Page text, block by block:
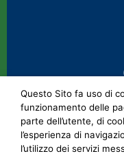
Questo Sito fa uso di
funzionamento delle
parte dell’utente, di
l’esperienza di
l’utilizzo dei servizi